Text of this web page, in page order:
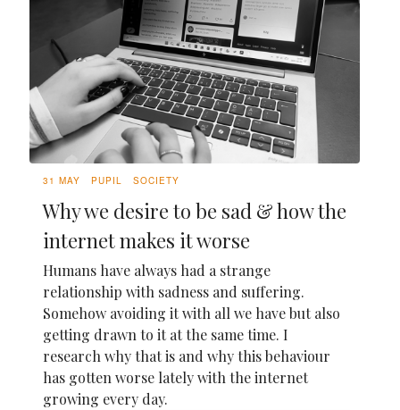
31 MAY PUPIL SOCIETY
Why we desire to be sad & how the
internet makes it worse
Humans have always had a strange
relationship with sadness and suffering.
Somehow avoiding it with all we have but also
getting drawn to it at the same time. I
research why that is and why this behaviour
has gotten worse lately with the internet
growing every day.